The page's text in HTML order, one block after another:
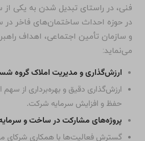
فنی، در راستای تبدیل شدن به یکی
در حوزه احداث ساختمان‌های فاخر
و سازمان تأمین اجتماعی، اهداف
می‌نماید:
ارزش‌گذاری و مدیریت املاک گروه
ارزش‌گذاری دقیق و بهره‌برداری از سهم
حفظ و افزایش سرمایه شرکت.
پروژه‌های مشارکت در ساخت و
گسترش فعالیت‌ها با همکاری شرکای